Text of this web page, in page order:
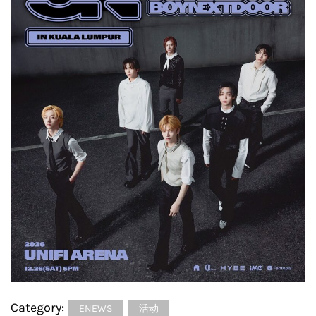
Category: ENEWS 活动